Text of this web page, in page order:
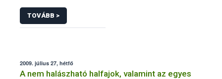
TOVÁBB >
2009. július 27, hétfő
A nem halászható halfajok, valamint az egyes